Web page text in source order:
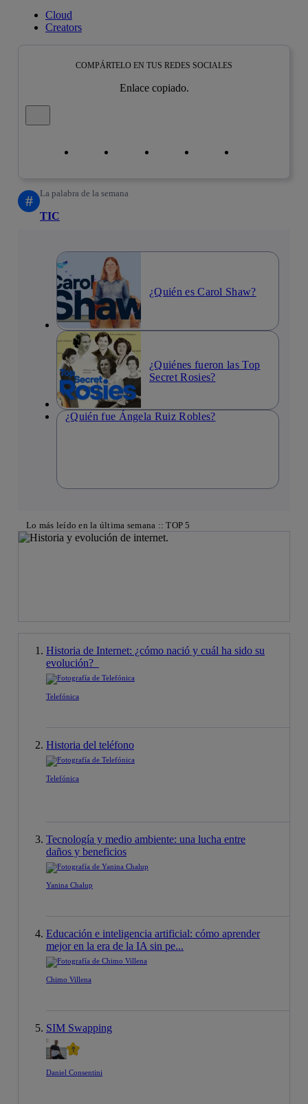
Cloud
Creators
COMPÁRTELO EN TUS REDES SOCIALES
Enlace copiado.
# La palabra de la semana
TIC
¿Quién es Carol Shaw?
¿Quiénes fueron las Top
Secret Rosies?
¿Quién fue Ángela Ruiz Robles?
Lo más leído en la última semana :: TOP 5
Historia de Internet: ¿cómo nació y cuál ha sido su
evolución?
Telefónica
Historia del teléfono
Telefónica
Tecnología y medio ambiente: una lucha entre
daños y beneficios
Yanina Chalup
Educación e inteligencia artificial: cómo aprender
mejor en la era de la IA sin pe...
Chimo Villena
SIM Swapping
Daniel Consentini